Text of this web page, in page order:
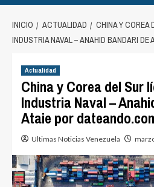
INICIO ACTUALIDAD
CHINA Y COREA
INDUSTRIA NAVAL – ANAHID BANDARI DE
Actualidad
China y Corea del Sur
Industria Naval –
Ataie por
Ultimas Noticias Venezuela